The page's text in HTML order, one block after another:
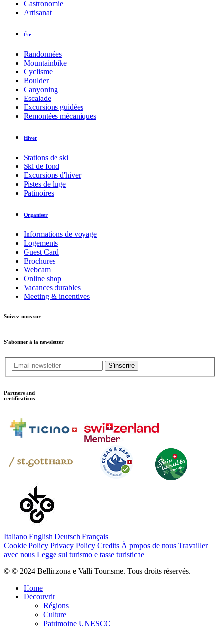
Gastronomie
Artisanat
Été
Randonnées
Mountainbike
Cyclisme
Boulder
Canyoning
Escalade
Excursions guidées
Remontées mécaniques
Hiver
Stations de ski
Ski de fond
Excursions d'hiver
Pistes de luge
Patinoires
Organiser
Informations de voyage
Logements
Guest Card
Brochures
Webcam
Online shop
Vacances durables
Meeting & incentives
Suivez-nous sur
S'abonner à la newsletter
S'inscrire
Partners and
certifications
Italiano English Deutsch Français
Cookie Policy Privacy Policy Credits À propos de nous Travailler
avec nous Legge sul turismo e tasse turistiche
© © 2024 Bellinzona e Valli Tourisme. Tous droits réservés.
Home
Découvrir
Régions
Culture
Patrimoine UNESCO